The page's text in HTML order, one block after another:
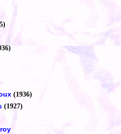
(1936)
(1927)